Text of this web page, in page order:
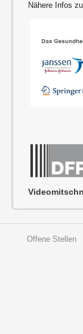
Nähere Infos
Offene Stellen